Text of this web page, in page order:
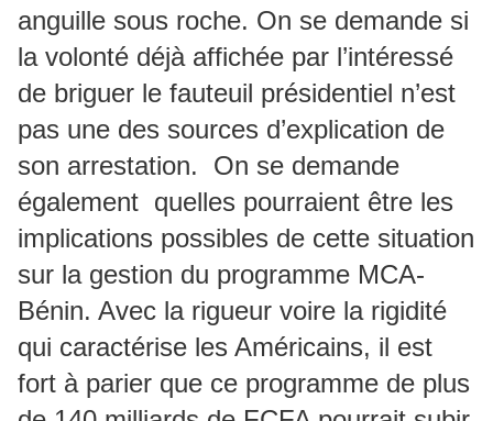
anguille sous roche. On se demande si
la volonté déjà affichée par l’intéressé
de briguer le fauteuil présidentiel n’est
pas une des sources d’explication de
son arrestation. On se demande
également quelles pourraient être les
implications possibles de cette situation
sur la gestion du programme MCA-
Bénin. Avec la rigueur voire la rigidité
qui caractérise les Américains, il est
fort à parier que ce programme de plus